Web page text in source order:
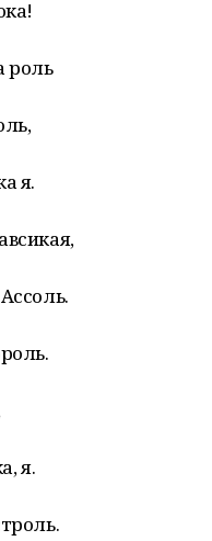
роль
я.
я.